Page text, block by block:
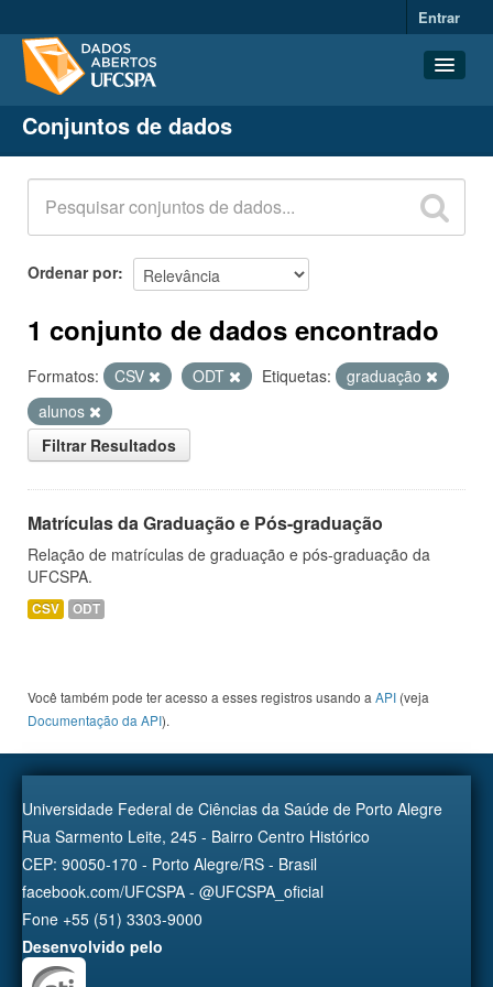
Entrar
Conjuntos de dados
Organizações
Grupos
Sobre
Conjuntos de dados
Ordenar por
1 conjunto de dados encontrado
Formatos: CSV ODT Etiquetas:
graduação
alunos
Filtrar Resultados
Matrículas da Graduação e Pós-graduação
Relação de matrículas de graduação e pós-graduação da
UFCSPA.
CSV ODT
Você também pode ter acesso a esses registros usando a API (veja
Documentação da API).
Universidade Federal de Ciências da Saúde de Porto Alegre
Rua Sarmento Leite, 245 - Bairro Centro Histórico
CEP: 90050-170 - Porto Alegre/RS - Brasil
facebook.com/UFCSPA - @UFCSPA_oficial
Fone +55 (51) 3303-9000
Desenvolvido pelo